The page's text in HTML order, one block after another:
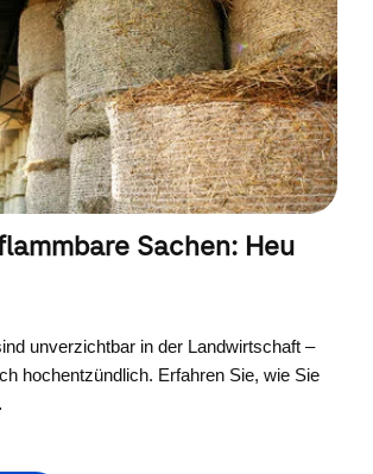
Sachen: Heu
unverzichtbar in der Landwirtschaft –
hochentzündlich. Erfahren Sie, wie Sie